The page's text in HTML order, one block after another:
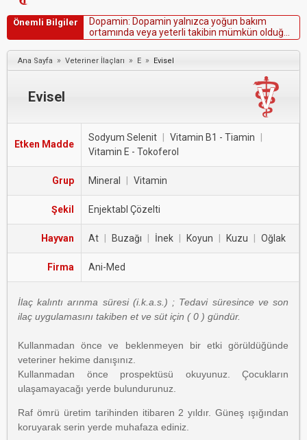
Önemli Bilgiler Dopamin: Dopamin ya nızca yoğun bakım
ortamında veya yeteri takibin mümkün o duğ
ortamlardakullanılmalıdır.
Ana Sayfa » Veteriner İlaçları » E » Evisel
Evisel
Etken Madde
Sodyum Selenit Vitamin B1 - Tiamin
Vitamin E - Tokoferol
Grup Mineral Vitamin
Şekil Enjektabl Çözelti
Hayvan At Buzağı İnek Koyun Kuzu Oğlak
Firma Ani-Med
İlaç kalıntı arınma süresi (i.k.a.s.) ; Tedavi süresince ve son
ilaç uygulamasını takiben et ve süt için ( 0 ) gündür.
Kullanmadan önce ve beklenmeyen bir etki görüldüğünde
veteriner hekime danışınız.
Kullanmadan önce prospektüsü okuyunuz. Çocukların
ulaşamayacağı yerde bulundurunuz.
Raf ömrü üretim tarihinden itibaren 2 yıldır. Güneş ışığından
koruyarak serin yerde muhafaza ediniz.